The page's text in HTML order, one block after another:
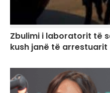
Zbulimi i laboratorit të
kush janë të arrestuarit